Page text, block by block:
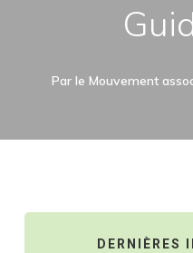
Par le Mouvement
DERNIÈRES